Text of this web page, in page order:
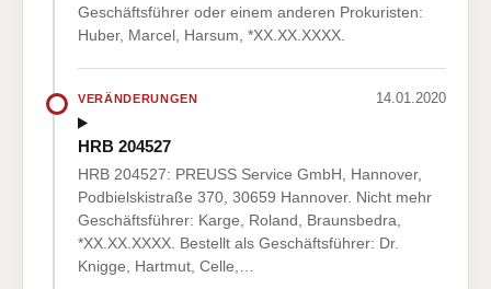
Geschäftsführer oder einem anderen Prokuristen:
Huber, Marcel, Harsum, *XX.XX.XXXX.
VERÄNDERUNGEN 14.01.2020
HRB 204527
HRB 204527: PREUSS Service GmbH, Hannover,
Podbielskistraße 370, 30659 Hannover. Nicht mehr
Geschäftsführer: Karge, Roland, Braunsbedra,
*XX.XX.XXXX. Bestellt als Geschäftsführer: Dr.
Knigge, Hartmut, Celle,…